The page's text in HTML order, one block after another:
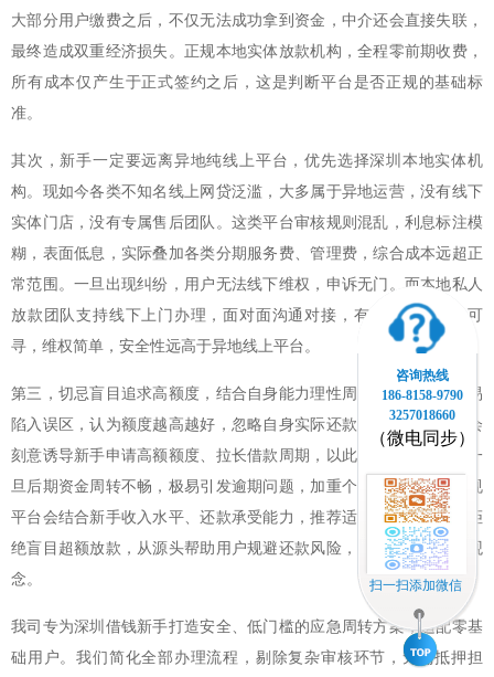
大部分用户缴费之后，不仅无法成功拿到资金，中介还会直接失联，
最终造成双重经济损失。正规本地实体放款机构，全程零前期收费，
所有成本仅产生于正式签约之后，这是判断平台是否正规的基础标
准。
其次，新手一定要远离异地纯线上平台，优先选择深圳本地实体机
构。现如今各类不知名线上网贷泛滥，大多属于异地运营，没有线下
实体门店，没有专属售后团队。这类平台审核规则混乱，利息标注模
糊，表面低息，实际叠加各类分期服务费、管理费，综合成本远超正
常范围。一旦出现纠纷，用户无法线下维权，申诉无门。而本地私人
放款团队支持线下上门办理，面对面沟通对接，有据可依、有处可
寻，维权简单，安全性远高于异地线上平台。
第三，切忌盲目追求高额度，结合自身能力理性周转。很多新手容易
陷入误区，认为额度越高越好，忽略自身实际还款能力。不良机构会
刻意诱导新手申请高额额度、拉长借款周期，以此赚取更多利息。一
旦后期资金周转不畅，极易引发逾期问题，加重个人经济负担。正规
平台会结合新手收入水平、还款承受能力，推荐适配额度与周期，拒
绝盲目超额放款，从源头帮助用户规避还款风险，树立健康的周转观
念。
我司专为深圳借钱新手打造安全、低门槛的应急周转方案，适配零基
础用户。我们简化全部办理流程，剔除复杂审核环节，无需抵押担
咨询热线
186-8158-9790
3257018660
（微电同步）
扫一扫添加微信